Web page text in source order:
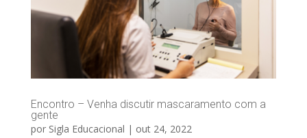
Encontro – Venha discutir mascaramento com a
gente
por Sigla Educacional | out 24, 2022